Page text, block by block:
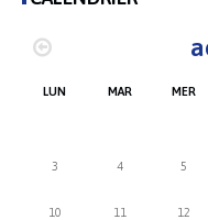
LUN MAR MER
3 4 5
10 11 12